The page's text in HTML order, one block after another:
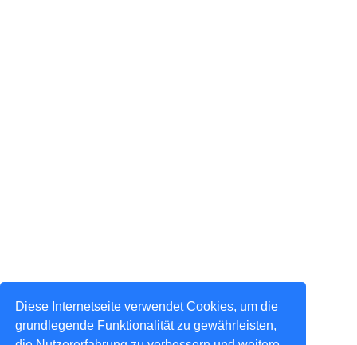
Diese Internetseite verwendet Cookies, um die
grundlegende Funktionalität zu gewährleisten,